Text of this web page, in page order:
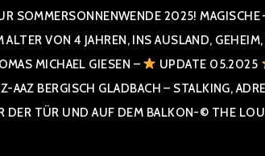
SOMMERSONNENWENDE 2025! MAGISCHE –
VON 4 JAHREN, INS AUSLAND, GEHEIM,
MICHAEL GIESEN – UPDATE 05.2025
BERGISCH GLADBACH – STALKING,
TÜR UND AUF DEM BALKON-© THE